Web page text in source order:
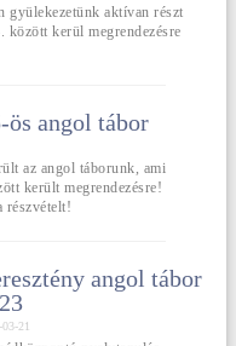
gyülekezetünk aktívan részt
kerül megrendezésre
ös angol tábor
az angol táborunk, ami
került megrendezésre!
részvételt!
angol tábor
21